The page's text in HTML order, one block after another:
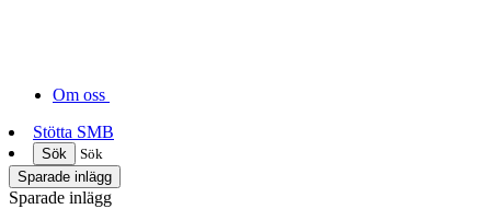
Om oss
Stötta SMB
Sök
Sök
Sparade inlägg
Sparade inlägg